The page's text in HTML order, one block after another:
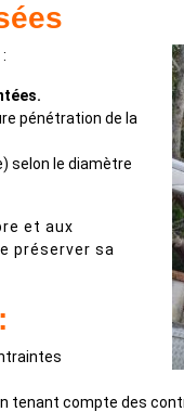
pénétration de la
selon le diamètre
et aux
préserver sa
tenant compte des